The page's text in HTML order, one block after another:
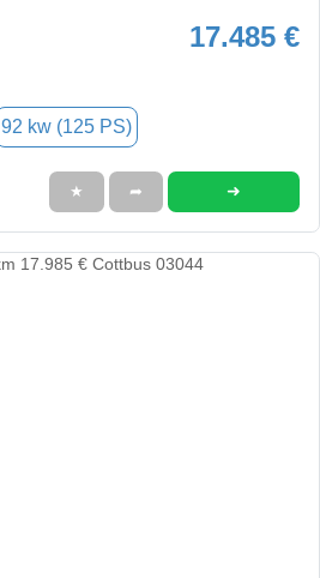
17.485 €
92 kw (125 PS)
★ ➦ ➜